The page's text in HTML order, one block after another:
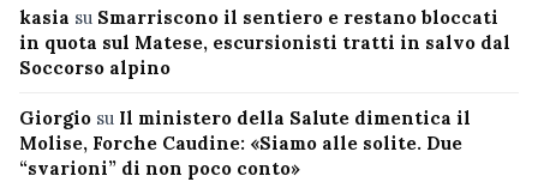
kasia su Smarriscono il sentiero e restano bloccati
in quota sul Matese, escursionisti tratti in salvo dal
Soccorso alpino
Giorgio su Il ministero della Salute dimentica il
Molise, Forche Caudine: «Siamo alle solite. Due
“svarioni” di non poco conto»